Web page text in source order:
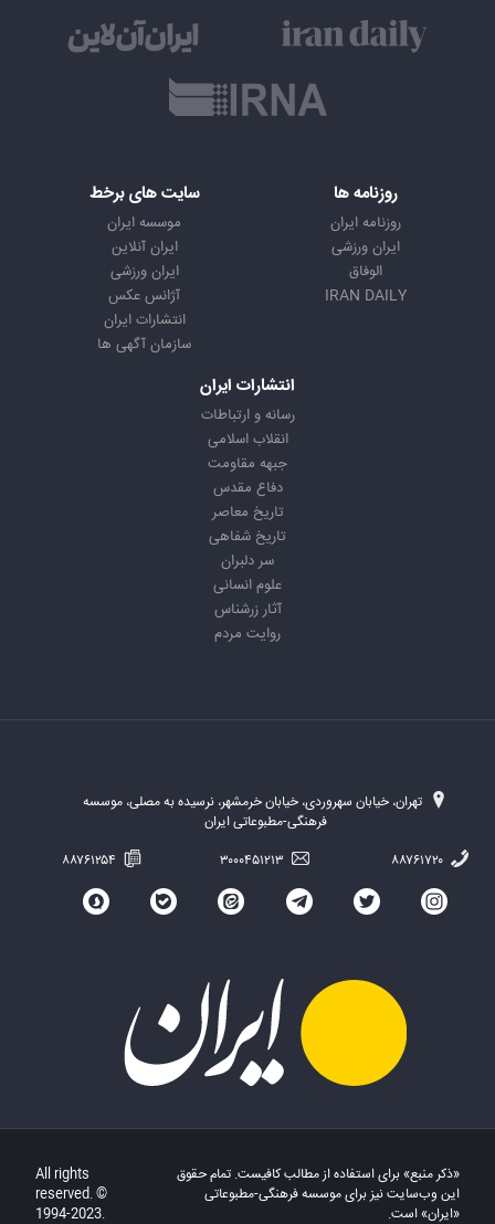
روزنامه ها
روزنامه ایران
ایران ورزشی
الوفاق
IRAN DAILY
سایت های برخط
موسسه ایران
ایران آنلاین
ایران ورزشی
آژانس عکس
انتشارات ایران
سازمان آگهی ها
انتشارات ایران
رسانه و ارتباطات
انقلاب اسلامی
جبهه مقاومت
دفاع مقدس
تاریخ معاصر
تاریخ شفاهی
سر دلبران
علوم انسانی
آثار زرشناس
روایت مردم
تهران، خیابان سهروردی، خیابان خرمشهر، نرسیده به مصلی، موسسه
فرهنگی-مطبوعاتی ایران
«ذکر منبع» برای استفاده از مطالب کافیست. تمام حقوق
این وب‌سایت نیز برای موسسه فرهنگی-مطبوعاتی
«ایران» است.
All rights
reserved. ©
1994-2023.